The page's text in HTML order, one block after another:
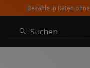
Bezahle in Raten ohne Zinsen
Suchen